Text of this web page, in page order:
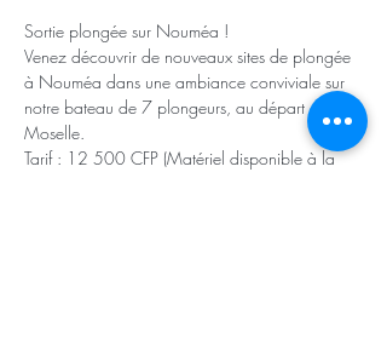
Sortie plongée sur Nouméa !
Venez découvrir de nouveaux sites de plongée
à Nouméa dans une ambiance conviviale sur
notre bateau de 7 plongeurs, au départ de Port
Moselle.
Tarif : 12 500 CFP (Matériel disponible à la